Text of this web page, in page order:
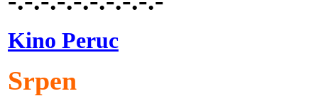
Kino Peruc
Srpen